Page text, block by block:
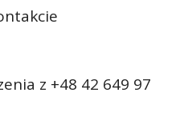
z +48 42 649 97